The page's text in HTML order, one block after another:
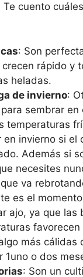
Te cuento
: Son
rápido y
heladas.
de invierno:
sembrar en
temperaturas
en invierno si el
Además si
necesites
va
es el
ajo, ya que las
favorecen
más cálidas
1uno o dos
: Son un